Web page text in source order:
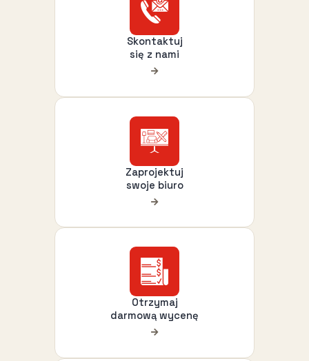
Skontaktuj
się z nami
Zaprojektuj
swoje biuro
Otrzymaj
darmową wycenę